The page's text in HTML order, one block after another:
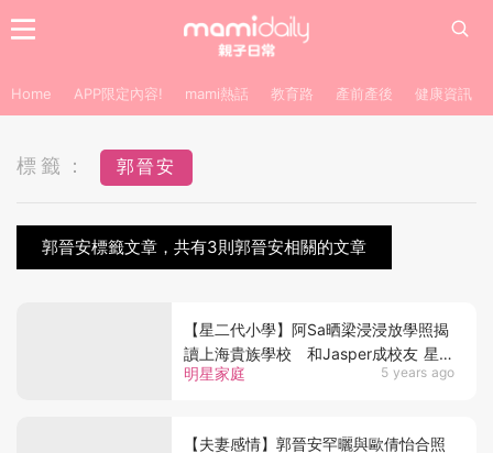
Home APP限定內容! mami熱話 教育路 產前產後 健康資訊
標籤： 郭晉安
郭晉安標籤文章，共有3則郭晉安相關的文章
明星家庭 5 years ago
【星二代小學】阿Sa晒梁浸浸放學照揭
讀上海貴族學校 和Jasper成校友 星二
代讀咩國際學校？
【夫妻感情】郭晉安罕曬與歐倩怡合照